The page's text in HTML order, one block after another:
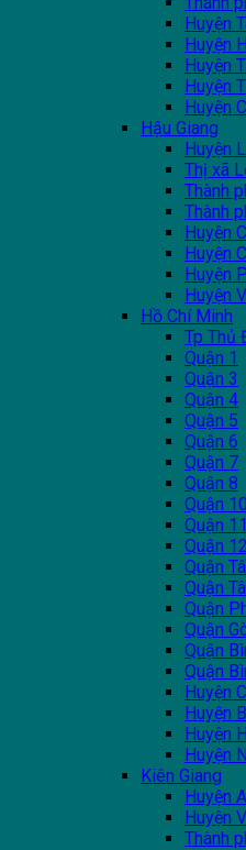
Huyện
Huyện
Huyện
Huyện
Huyện
Hậu Giang
Huyện
Thị xã
Thành
Thành
Huyện
Huyện
Huyện
Huyện
Hồ Chí Minh
Tp Thủ
Quận 1
Quận 3
Quận 4
Quận 5
Quận 6
Quận 7
Quận 8
Quận 10
Quận 11
Quận 12
Quận
Quận
Quận
Quận
Quận
Quận
Huyện
Huyện
Huyện
Huyện
Kiên Giang
Huyện
Huyện
Thành